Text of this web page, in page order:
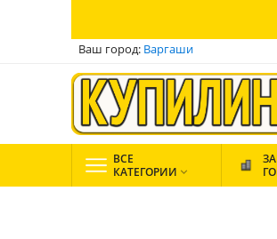
Ваш город: Варгаши
ВСЕ
КАТЕГОРИИ 